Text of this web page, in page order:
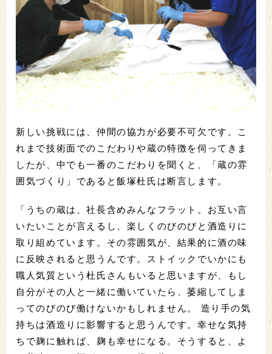
新しい挑戦には、仲間の協力が必要不可欠です。こ
れまで技術面でのこだわりや蔵の特徴を伺ってきま
したが、中でも一番のこだわりを聞くと、「蔵の雰
囲気づくり」であると飯塚杜氏は断言します。
「うちの蔵は、社長含めみんなフラット。お互い言
いたいことが言えるし、楽しくのびのびと酒造りに
取り組めています。その雰囲気が、結果的に酒の味
に反映されると思うんです。ストイックでいかにも
職人気質という杜氏さんもいると思いますが、もし
自分がその人と一緒に働いていたら、萎縮してしま
ってのびのび働けないかもしれません。 造り手の気
持ちは酒造りに影響すると思うんです。幸せな気持
ちで麹に触れば、麹も幸せになる。そうすると、よ